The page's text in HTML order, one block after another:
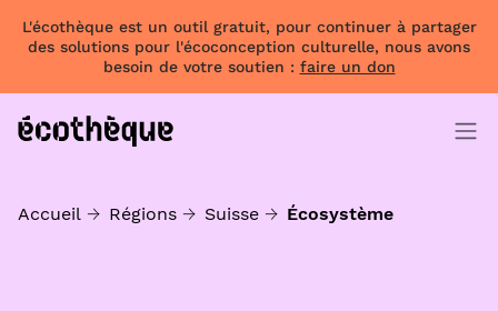
L'écothèque est un outil gratuit, pour continuer à partager
des solutions pour l'écoconception culturelle, nous avons
besoin de votre soutien : faire un don
Accueil Régions Suisse Écosystème